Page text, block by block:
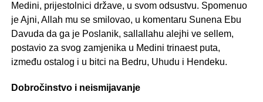
Medini, prijestolnici države, u svom odsustvu. Spomenuo
je Ajni, Allah mu se smilovao, u komentaru Sunena Ebu
Davuda da ga je Poslanik, sallallahu alejhi ve sellem,
postavio za svog zamjenika u Medini trinaest puta,
između ostalog i u bitci na Bedru, Uhudu i Hendeku.
Dobročinstvo i neismijavanje